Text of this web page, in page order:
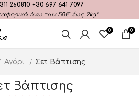
260810 +30 697 641 7097
άνω των 50€ έως 2kg*
0 0
Αγόρι Σετ Βάπτισης
Βάπτισης